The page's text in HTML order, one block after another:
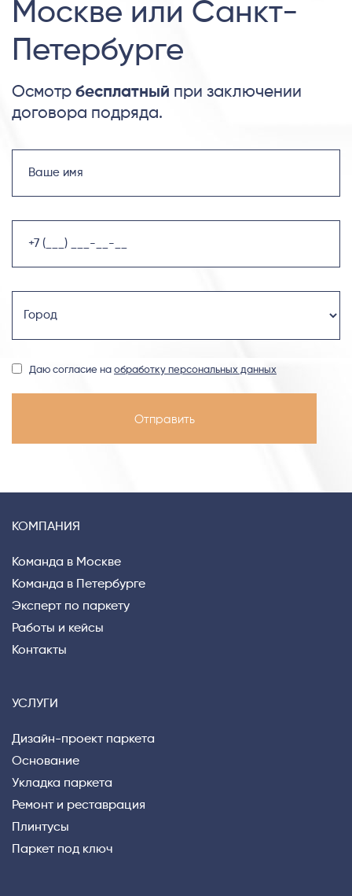
Москве или Санкт-
Петербурге
Осмотр бесплатный при заключении
договора подряда.
Даю согласие на обработку персональных данных
КОМПАНИЯ
Команда в Москве
Команда в Петербурге
Эксперт по паркету
Работы и кейсы
Контакты
УСЛУГИ
Дизайн-проект паркета
Основание
Укладка паркета
Ремонт и реставрация
Плинтусы
Паркет под ключ